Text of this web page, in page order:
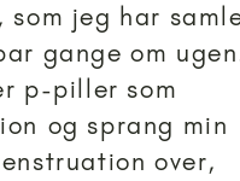
som jeg har
gange om
p-piller som
og sprang min
over,